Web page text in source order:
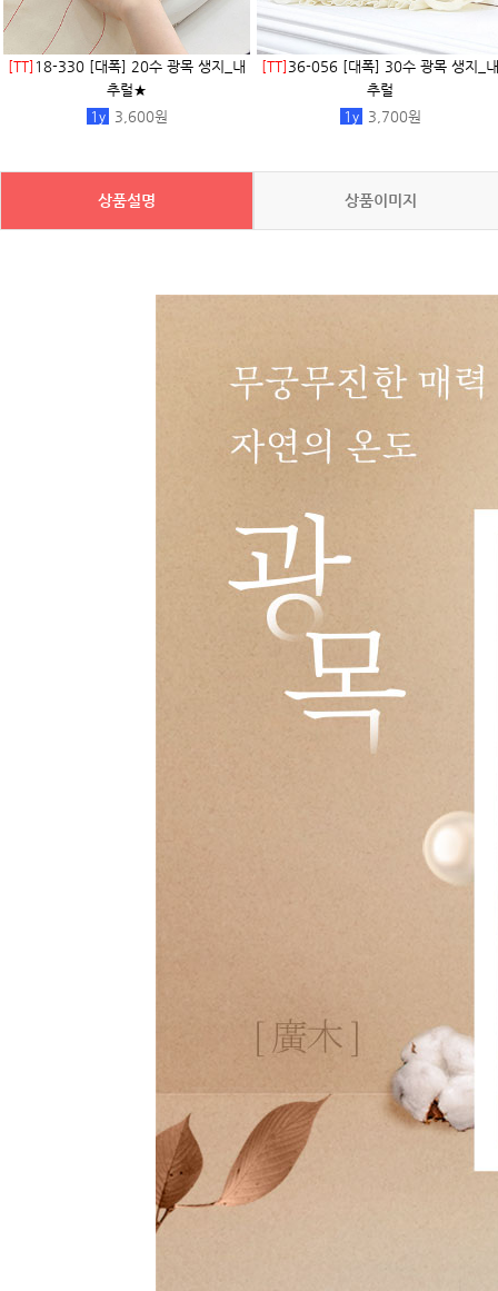
[TT] 18-330 [대폭] 20수 광목 생지_내
추럴★
1 y 3,600원
[TT] 36-056 [대폭] 30수 광목 생지_내
추럴
1 y 3,700원
상품설명 상품이미지